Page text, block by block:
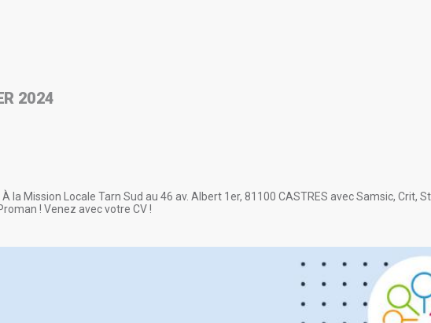
2024
la Mission Locale Tarn Sud au 46 av. Albert 1er, 81100 CASTRES avec Samsic, Crit,
! Venez avec votre CV !